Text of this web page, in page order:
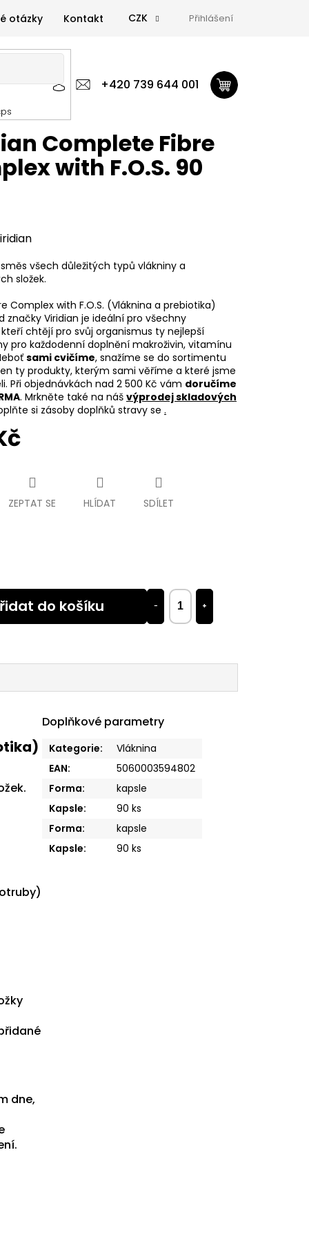
otázky Kontakt CZK Přihlášení
+420 739 644 001
Zdravá výživa Doplňky GymTime Magazín
Doplňky
+
−
do košíku
všech důležitých typů vlákniny a
složek.
Complex with F.O.S. (Vláknina a prebiotika)
značky Viridian je ideální pro všechny
chtějí pro svůj organismus ty nejlepší
pro každodenní doplnění makroživin, vitamínu
sami cvičíme, snažíme se do sortimentu
ty produkty, kterým sami věříme a které jsme
Při objednávkách nad 2 500 Kč vám doručíme
. Mrkněte také na náš výprodej skladových
si zásoby doplňků stravy se .
ZEPTAT SE HLÍDAT SDÍLET
Complete Fibre
with F.O.S. 90
dne,
Doplňkové parametry
Kategorie:
Vláknina
EAN:
5060003594802
Forma:
kapsle
Kapsle:
90 ks
Forma:
kapsle
Kapsle: 90 ks